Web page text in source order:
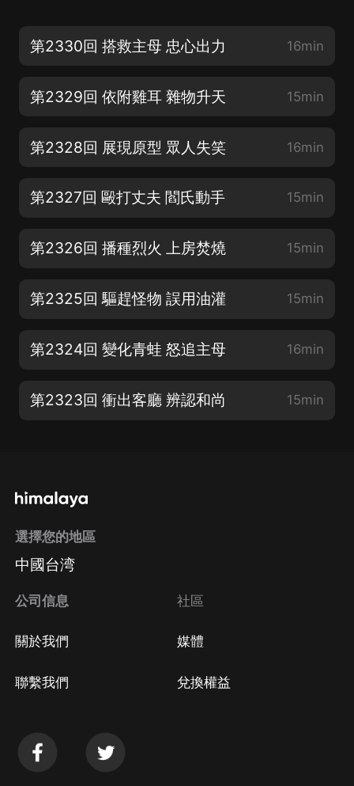
第2330回 搭救主母 忠心出力 16min
第2329回 依附雞耳 雜物升天 15min
第2328回 展現原型 眾人失笑 16min
第2327回 毆打丈夫 閻氏動手 15min
第2326回 播種烈火 上房焚燒 15min
第2325回 驅趕怪物 誤用油灌 15min
第2324回 變化青蛙 怒追主母 16min
第2323回 衝出客廳 辨認和尚 15min
選擇您的地區
中國台湾
公司信息
關於我們
聯繫我們
社區
媒體
兌換權益